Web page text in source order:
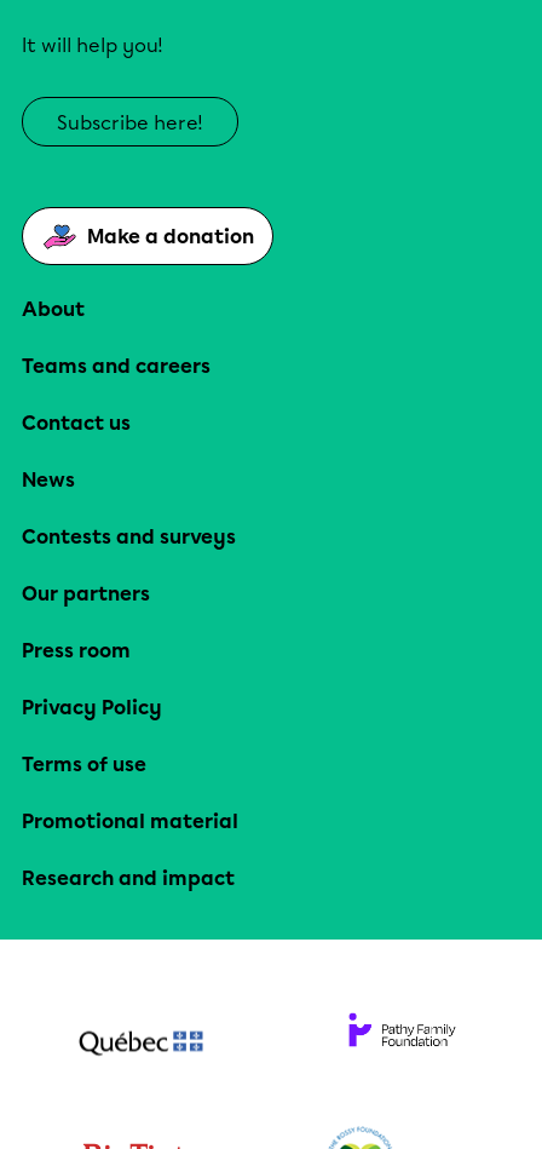
It will help you!
Subscribe here!
Make a donation
About
Teams and careers
Contact us
News
Contests and surveys
Our partners
Press room
Privacy Policy
Terms of use
Promotional material
Research and impact